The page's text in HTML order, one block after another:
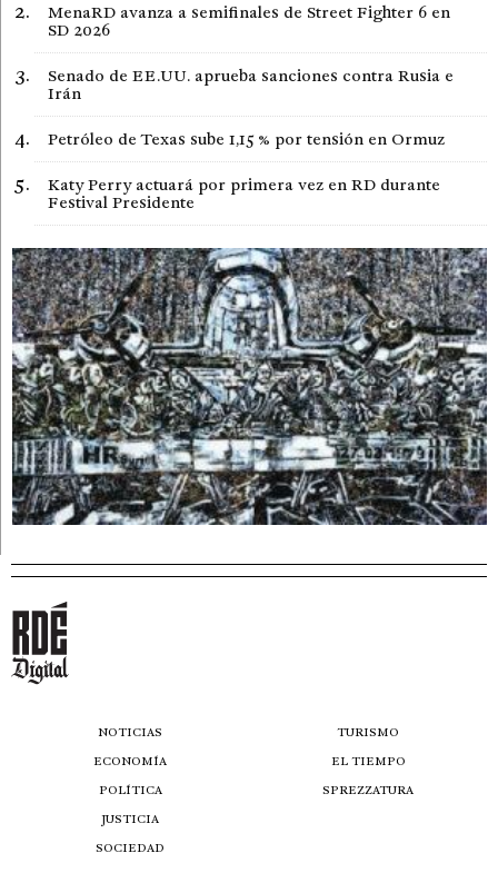
MenaRD avanza a semifinales de Street Fighter 6 en
SD 2026
Senado de EE.UU. aprueba sanciones contra Rusia e
Irán
Petróleo de Texas sube 1,15 % por tensión en Ormuz
Katy Perry actuará por primera vez en RD durante
Festival Presidente
NOTICIAS
ECONOMÍA
POLÍTICA
JUSTICIA
SOCIEDAD
TURISMO
EL TIEMPO
SPREZZATURA